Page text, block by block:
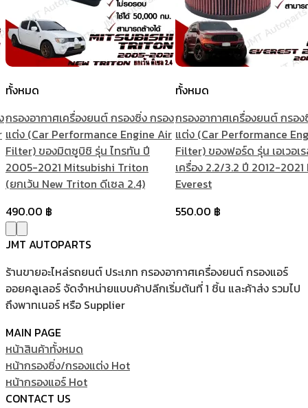
ทั้งหมด
กรองอากาศเครื่องยนต์ กรองซิ่ง กรอง
แต่ง (Car Performance Engine Air
Filter) ของมิตซูบิชิ รุ่น ไทรทัน ปี
2005-2021 Mitsubishi Triton
(ยกเว้น New Triton ดีเซล 2.4)
490.00 ฿
ทั้งหมด
กรองอากาศเครื่องยนต์ กรอ
แต่ง (Car Performance
Filter) ของฟอร์ด รุ่น เอเวอเ
เครื่อง 2.2/3.2 ปี 2012-2021
Everest
550.00 ฿
JMT AUTOPARTS
ร้านขายอะไหล่รถยนต์ ประเภท กรองอากาศเครื่องยนต์ กรองแอร์
ออยคลูเลอร์ จัดจำหน่ายแบบค้าปลีกเริ่มต้นที่ 1 ชิ้น และค้าส่ง รวมไป
ถึงพาทเนอร์ หรือ Supplier
MAIN PAGE
หน้าสินค้าทั้งหมด
หน้ากรองซิ่ง/กรองแต่ง
หน้ากรองแอร์
CONTACT US